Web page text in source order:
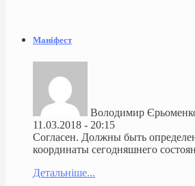
Маніфест
Володимир
11.03.2018 - 20:15
Согласен. Должны быть
координаты сегодняшнего
Детальніше...